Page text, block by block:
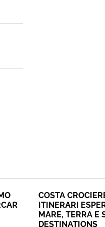
COSTA
ITINERARI
MARE, TERRA E
DESTINATIONS